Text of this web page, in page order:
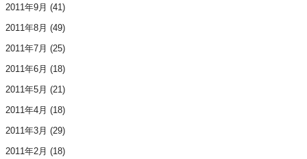
2011年9月 (41)
2011年8月 (49)
2011年7月 (25)
2011年6月 (18)
2011年5月 (21)
2011年4月 (18)
2011年3月 (29)
2011年2月 (18)